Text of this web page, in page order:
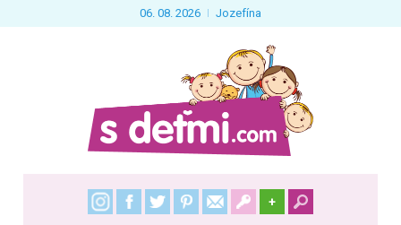
06. 08. 2026 Jozefína
+